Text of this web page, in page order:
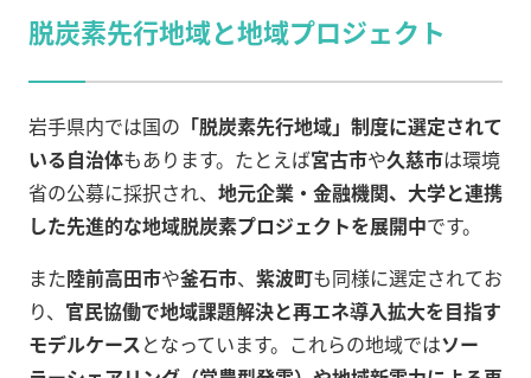
脱炭素先行地域と地域プロジェクト
岩手県内では国の 「脱炭素先行地域」制度に選定されて
いる自治体もあります。たとえば宮古市や久慈市は環境
省の公募に採択され、 地元企業・金融機関、大学と連携
した先進的な地域脱炭素プロジェクトを展開中です。
また陸前高田市や釜石市、 紫波町も同様に選定されてお
り、 官民協働で地域課題解決と再エネ導入拡大を目指す
モデルケースとなっています。これらの地域ではソー